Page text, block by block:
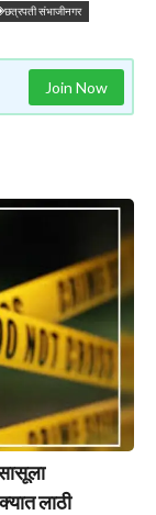
छत्रपती संभाजीनगर
Join Now
लाठी